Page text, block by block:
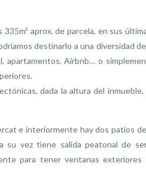
aprox. de parcela, en sus
destinarlo a una diversidad
apartamentos, Airbnb… o
dada la altura del
e interiormente hay dos patios
su vez tiene salida peatonal de
para tener ventanas